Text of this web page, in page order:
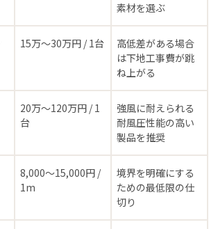
素材を選ぶ
15万〜30万円 / 1台
高低差がある場合
は下地工事費が跳
ね上がる
20万〜120万円 / 1
台
強風に耐えられる
耐風圧性能の高い
製品を推奨
8,000〜15,000円 /
1m
境界を明確にする
ための最低限の仕
切り